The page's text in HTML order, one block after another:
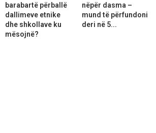
barabartë përballë
dallimeve etnike
dhe shkollave ku
mësojnë?
nëpër dasma –
mund të përfundoni
deri në 5...